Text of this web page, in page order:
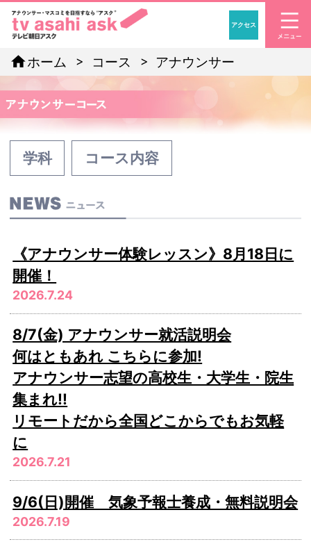
「アナウンサー・マ
アクセス
homeホーム コース アナウンサー
学科 コース内容
《アナウンサー体験レッスン》8月18日に
開催！
2026.7.24
8/7(金) アナウンサー就活説明会
何はともあれ こちらに参加!
アナウンサー志望の高校生・大学生・院生
集まれ!!
リモートだから全国どこからでもお気軽
に
2026.7.21
9/6(日)開催 気象予報士養成・無料説明会
2026.7.19